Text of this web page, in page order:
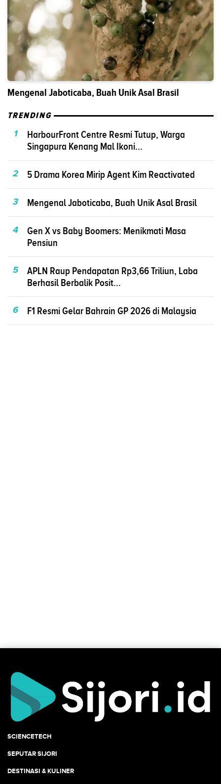
Mengenal Jaboticaba, Buah Unik Asal Brasil
TRENDING
1
HarbourFront Centre Resmi Tutup, Warga
Singapura Kenang Mal Ikoni...
2 5 Drama Korea Mirip Agent Kim Reactivated
3 Mengenal Jaboticaba, Buah Unik Asal Brasil
4
Gen X vs Baby Boomers: Menikmati Masa
Pensiun
5
APLN Raup Pendapatan Rp3,66 Triliun, Laba
Berhasil Berbalik Posit...
6 F1 Resmi Gelar Bahrain GP 2026 di Malaysia
SCIENCETECH
SEPUTAR SIJORI
DESTINASI & KULINER